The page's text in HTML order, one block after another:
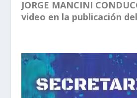
JORGE MANCINI
video en la publicación